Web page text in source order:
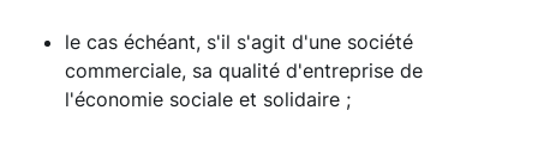
le cas échéant, s'il s'agit d'une société
commerciale, sa qualité d'entreprise de
l'économie sociale et solidaire ;